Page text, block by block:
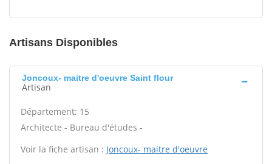
Artisans Disponibles
Joncoux- maitre d'oeuvre Saint flour
Artisan
Département: 15
Architecte - Bureau d'études -
Voir la fiche artisan : Joncoux- maitre d'oeuvre